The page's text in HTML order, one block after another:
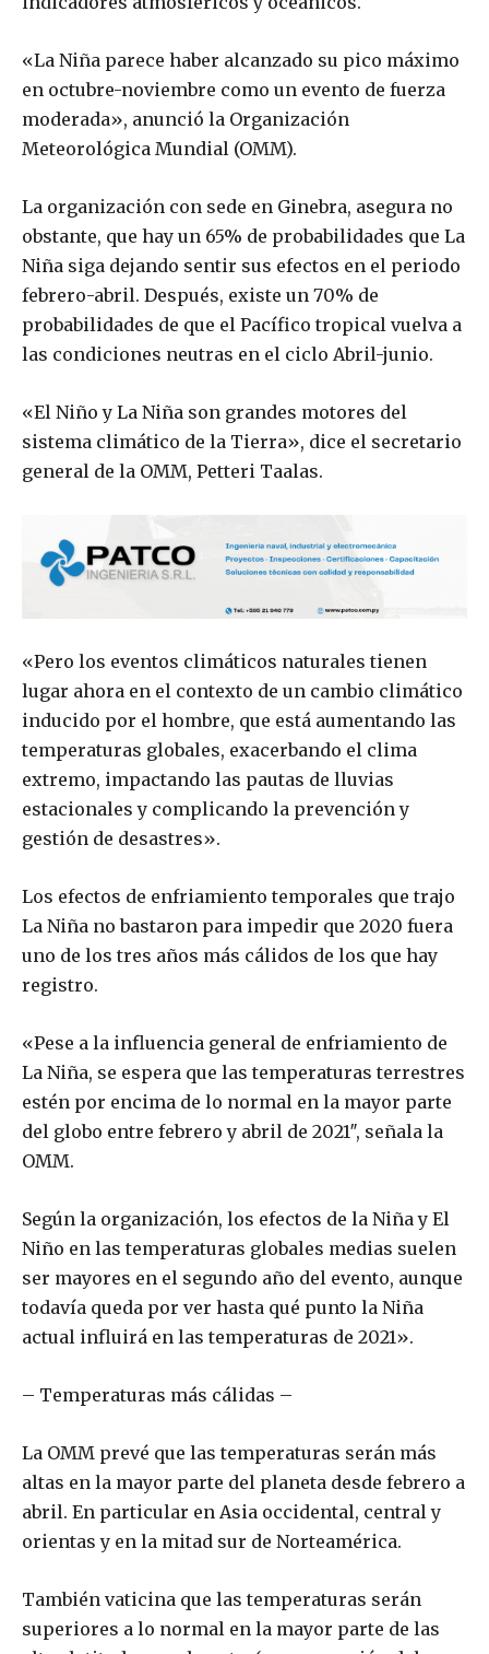
«La Niña parece haber alcanzado su pico máximo
en octubre-noviembre como un evento de fuerza
moderada», anunció la Organización
Meteorológica Mundial (OMM).
La organización con sede en Ginebra, asegura no
obstante, que hay un 65% de probabilidades que La
Niña siga dejando sentir sus efectos en el periodo
febrero-abril. Después, existe un 70% de
probabilidades de que el Pacífico tropical vuelva a
las condiciones neutras en el ciclo Abril-junio.
«El Niño y La Niña son grandes motores del
sistema climático de la Tierra», dice el secretario
general de la OMM, Petteri Taalas.
«Pero los eventos climáticos naturales tienen
lugar ahora en el contexto de un cambio climático
inducido por el hombre, que está aumentando las
temperaturas globales, exacerbando el clima
extremo, impactando las pautas de lluvias
estacionales y complicando la prevención y
gestión de desastres».
Los efectos de enfriamiento temporales que trajo
La Niña no bastaron para impedir que 2020 fuera
uno de los tres años más cálidos de los que hay
registro.
«Pese a la influencia general de enfriamiento de
La Niña, se espera que las temperaturas terrestres
estén por encima de lo normal en la mayor parte
del globo entre febrero y abril de 2021″, señala la
OMM.
Según la organización, los efectos de la Niña y El
Niño en las temperaturas globales medias suelen
ser mayores en el segundo año del evento, aunque
todavía queda por ver hasta qué punto la Niña
actual influirá en las temperaturas de 2021».
– Temperaturas más cálidas –
La OMM prevé que las temperaturas serán más
altas en la mayor parte del planeta desde febrero a
abril. En particular en Asia occidental, central y
orientas y en la mitad sur de Norteamérica.
También vaticina que las temperaturas serán
superiores a lo normal en la mayor parte de las